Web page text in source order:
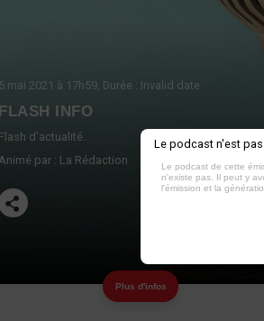
5 mai 2021 à 17h59, Durée : Invalid date
FLASH INFO
Flash d'actualité.
Animé par : La Rédaction
Plus d'infos
Le podcast n'est
Le podcast de cette
n'existe pas. Il peut y
l'émission et la